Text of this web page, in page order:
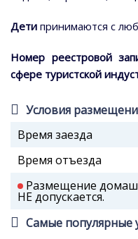
Дети принимаются с
Номер реестровой
сфере туристской
Условия
Время заезда
Время отъезда
Размещение
НЕ допускается.
Самые популярные